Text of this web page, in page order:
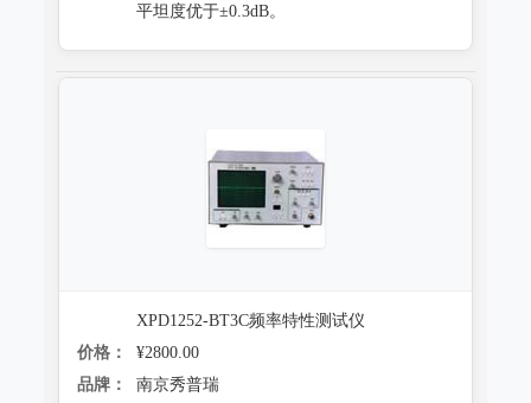
平坦度优于±0.3dB。
XPD1252-BT3C频率特性测试仪
价格：
¥2800.00
品牌：
南京秀普瑞